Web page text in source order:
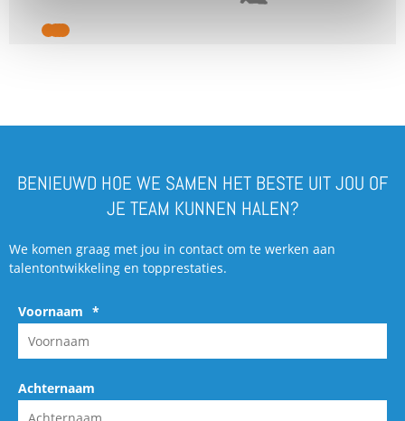
BENIEUWD HOE WE SAMEN HET BESTE UIT JOU OF
JE TEAM KUNNEN HALEN?
We komen graag met jou in contact om te werken aan
talentontwikkeling en topprestaties.
Voornaam *
Achternaam